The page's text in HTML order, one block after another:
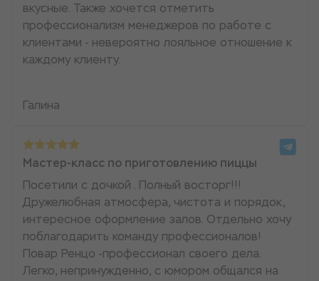
вкусные. Также хочется отметить
профессионализм менеджеров по работе с
клиентами - невероятно лояльное отношение к
каждому клиенту.
Галина
Мастер-класс по приготовлению пиццы
Посетили с дочкой . Полный восторг!!!
Дружелюбная атмосфера, чистота и порядок,
интересное оформление залов. Отдельно хочу
поблагодарить команду профессионалов!
Повар Ренцо -профессионал своего дела.
Легко, непринужденно, с юмором общался на